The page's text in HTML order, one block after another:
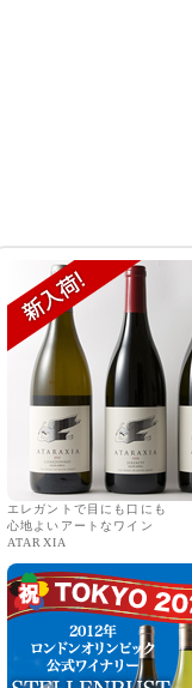
エレガントで目にも口にも
心地よいアートなワイン
ATARXIA